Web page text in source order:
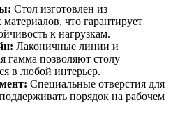
Стол изготовлен из
что гарантирует
к нагрузкам.
Лаконичные линии и
гамма позволяют столу
в любой интерьер.
Специальные отверстия для
порядок на рабочем